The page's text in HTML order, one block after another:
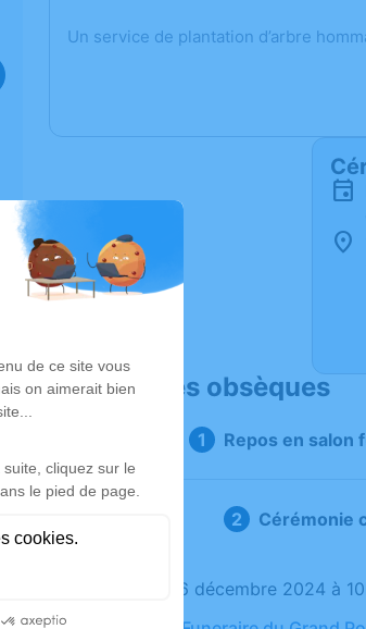
Un service de plantation d’arbre
Déroulé des obsèques
Repos en salon
Cérémonie
Le lundi 16 décembre 2024 à